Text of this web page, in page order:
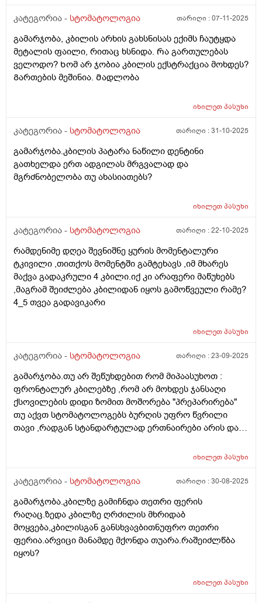
კატეგორია - სტომატოლოგია თარიღი :07-11-2025
გამარჯობა, კბილის არხის გახსნისას ექიმს ჩაუტყდა
მეტალის ფაილი, რითაც ხსნიდა. Რა გართულებას
ველოდო? Ხომ არ ჯობია კბილის ექსტრაქცია მოხდეს?
Გართების მეშინია. Მადლობა
იხილეთპასუხი
კატეგორია - სტომატოლოგია თარიღი :31-10-2025
გამარჯობა.კბილის პატარა ნაწილი დენტინი
გათხელდა ერთ ადგილას მრგვალად და
მგრძნობელობა თუ ახასიათებს?
იხილეთპასუხი
კატეგორია - სტომატოლოგია თარიღი :22-10-2025
რამდენიმე დღეა შევნიშნე ყურის მომენტალური
ტკივილი ,თითქოს მომენტში გამტეხავს ,იმ მხარეს
მაქვა გადაკრული 4 კბილი.იქ კი არაფერი მაწუხებს
,მაგრამ შეიძლება კბილიდან იყოს გამოწვეული რამე?
4_5 თვეა გადავიკარი
იხილეთპასუხი
კატეგორია - სტომატოლოგია თარიღი :23-09-2025
გამარჯობა.თუ არ შეწუხდებით რომ მიპაასუხოთ :
ფრონტალურ კბილებზე ,რომ არ მოხდეს ჯანსაღი
ქსოვილების დიდი ზომით მოშორება "პრეპარირება"
თუ აქვთ სტომატოლოგებს ბურღის უფრო წვრილი
თავი ,რადგან სტანდარტულად ერთნაირები არის და
მეორადი ენდოდონტია სადაც რედგენზე ჩანს რომ
,ადრე ტკიოდა ეხლა აღარ და მაინც უნდა მოხდეს
იხილეთპასუხი
კატეგორია - სტომატოლოგია თარიღი :30-08-2025
გამარჯობა.კბილზე გამიჩნდა თეთრი ფერის
რაღაც.ზედა კბილზე ღრძილის მხრიდაბ
მოყვება,კბილისგან განსხვავბითნუფრო თეთრი
ფერია.არვიცი მანამდე მქონდა თუარა.რაშეიძლწბა
იყოს?
იხილეთპასუხი